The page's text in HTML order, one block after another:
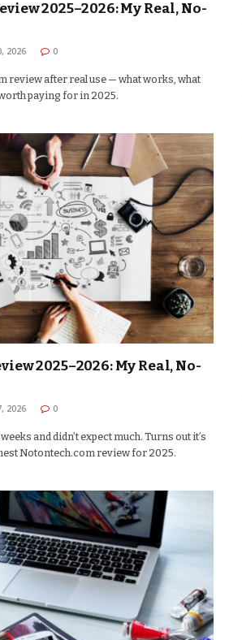
2025–2026: My Real, No-
2026 0
review after real use — what works, what
paying for in 2025.
2025–2026: My Real, No-
2026 0
and didn’t expect much. Turns out it’s
Notontech.com review for 2025.